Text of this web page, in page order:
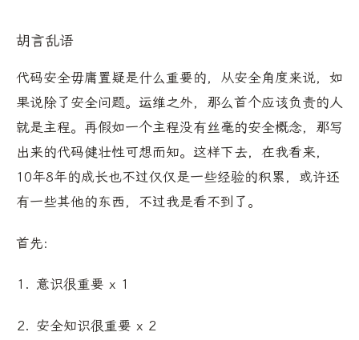
胡言乱语
代码安全毋庸置疑是什么重要的，从安全角度来说，如
果说除了安全问题。运维之外，那么首个应该负责的人
就是主程。再假如一个主程没有丝毫的安全概念，那写
出来的代码健壮性可想而知。这样下去，在我看来，
10年8年的成长也不过仅仅是一些经验的积累，或许还
有一些其他的东西，不过我是看不到了。
首先:
意识很重要 x 1
安全知识很重要 x 2